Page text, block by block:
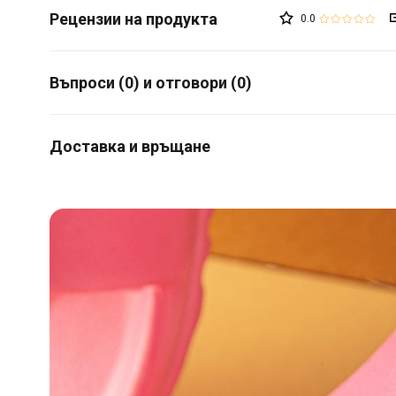
0.0
Въпроси (0) и отговори (0)
Доставка и връщане